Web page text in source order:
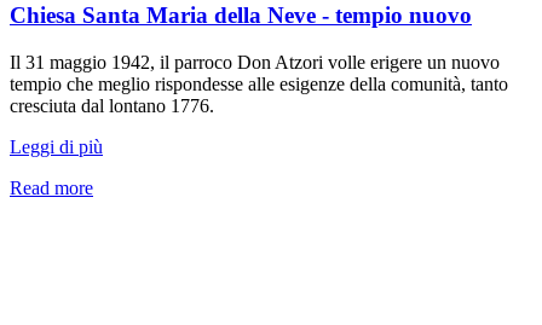
Chiesa Santa Maria della Neve - tempio nuovo
Il 31 maggio 1942, il parroco Don Atzori volle erigere un nuovo
tempio che meglio rispondesse alle esigenze della comunità, tanto
cresciuta dal lontano 1776.
Leggi di più
Read more